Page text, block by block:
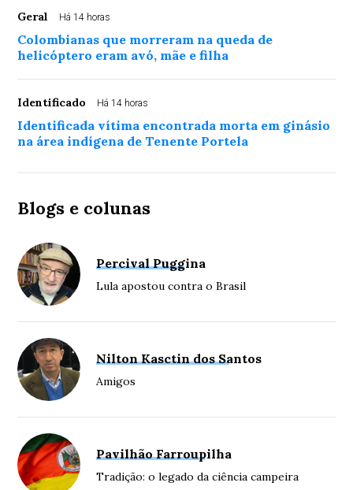
Geral Há 14 horas
Colombianas que morreram na queda de
helicóptero eram avó, mãe e filha
Identificado Há 14 horas
Identificada vítima encontrada morta em ginásio
na área indígena de Tenente Portela
Blogs e colunas
Percival Puggina
Lula apostou contra o Brasil
Nilton Kasctin dos Santos
Amigos
Pavilhão Farroupilha
Tradição: o legado da ciência campeira